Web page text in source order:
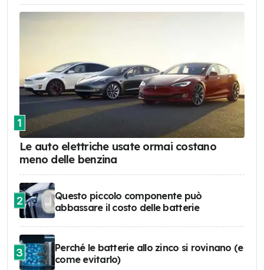
1
Le auto elettriche usate ormai costano
meno delle benzina
2
Questo piccolo componente può
abbassare il costo delle batterie
3
Perché le batterie allo zinco si rovinano (e
come evitarlo)